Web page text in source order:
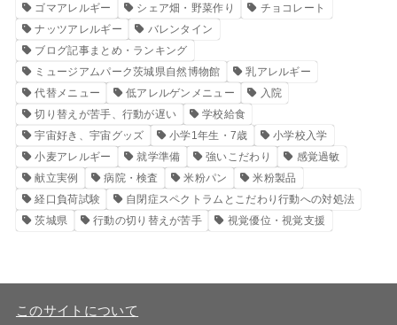
ゴマアレルギー
シェア畑・野菜作り
チョコレート
ナッツアレルギー
バレンタイン
ブログ記事まとめ・ランキング
ミュージアムパーク茨城県自然博物館
乳アレルギー
代替メニュー
低アレルゲンメニュー
入院
切り替えが苦手、行動が遅い
学校給食
宇宙好き、宇宙グッズ
小学1年生・7歳
小学校入学
小麦アレルギー
就学準備 強いこだわり
感覚過敏
献立実例
病院・検査 米粉パン
米粉製品
経口負荷試験
自閉症スペクトラムとこだわり行動への対処法
茨城県
行動の切り替えが苦手 視覚優位・視覚支援
このサイトについて